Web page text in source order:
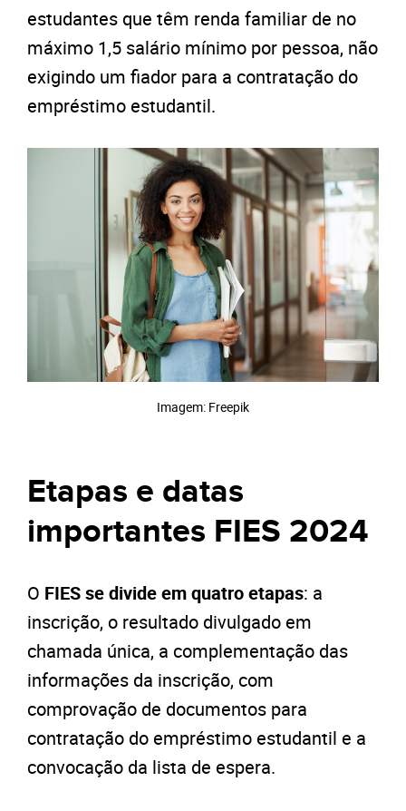
estudantes que têm renda familiar de no
máximo 1,5 salário mínimo por pessoa, não
exigindo um fiador para a contratação do
empréstimo estudantil.
Imagem: Freepik
Etapas e datas
importantes FIES 2024
O FIES se divide em quatro etapas: a
inscrição, o resultado divulgado em
chamada única, a complementação das
informações da inscrição, com
comprovação de documentos para
contratação do empréstimo estudantil e a
convocação da lista de espera.